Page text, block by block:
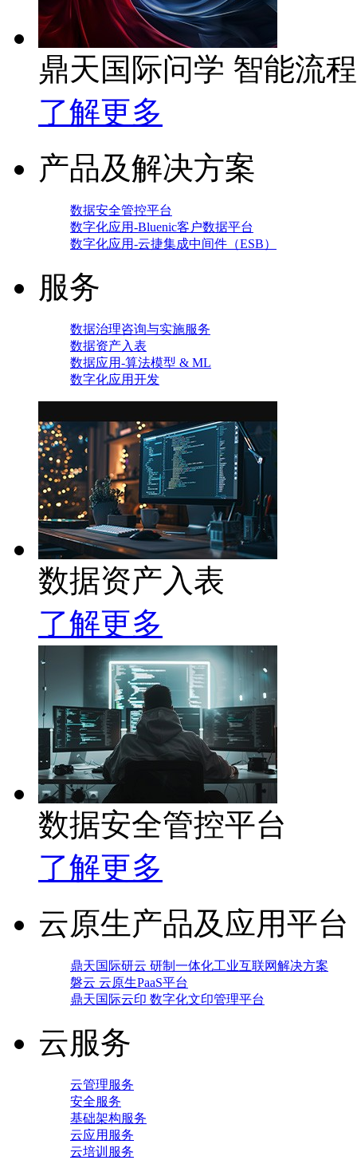
鼎天国际问学 智能流
了解更多
产品及解决方案
数据安全管控平台
数字化应用-Bluenic客户数据平台
数字化应用-云捷集成中间件（ESB）
服务
数据治理咨询与实施服务
数据资产入表
数据应用-算法模型 & ML
数字化应用开发
数据资产入表
了解更多
数据安全管控平台
了解更多
云原生产品及应用平台
鼎天国际研云 研制一体化工业互联网解决方案
磐云 云原生PaaS平台
鼎天国际云印 数字化文印管理平台
云服务
云管理服务
安全服务
基础架构服务
云应用服务
云培训服务